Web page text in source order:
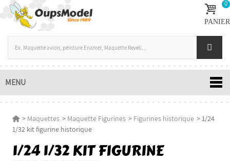
0
PANIER
MENU
> Maquettes > Maquette Figurines > Figurines historique >1/24
1/32 kit figurine historique
1/24 1/32 KIT FIGURINE